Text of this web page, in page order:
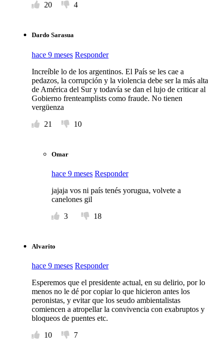
20
4
Dardo Sarasua
hace 9 meses Responder
Increíble lo de los argentinos. El País se les cae a
pedazos, la corrupción y la violencia debe ser la más alta
de América del Sur y todavía se dan el lujo de criticar al
Gobierno frenteamplists como fraude. No tienen
vergüenza
21
10
Omar
hace 9 meses Responder
jajaja vos ni país tenés yorugua, volvete a
canelones gil
3
18
Alvarito
hace 9 meses Responder
Esperemos que el presidente actual, en su delirio, por lo
menos no le dé por copiar lo que hicieron antes los
peronistas, y evitar que los seudo ambientalistas
comiencen a atropellar la convivencia con exabruptos y
bloqueos de puentes etc.
10
7